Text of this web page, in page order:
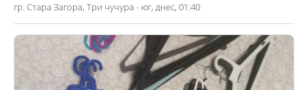
гр. Стара Загора, Три чучура - юг, днес, 01:40